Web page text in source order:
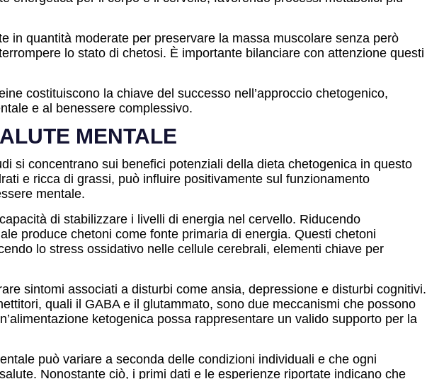
in quantità moderate per preservare la massa muscolare senza però
lo stato di chetosi. È importante bilanciare con attenzione questi
costituiscono la chiave del successo nell’approccio chetogenico,
e al benessere complessivo.
MENTALE
si concentrano sui benefici potenziali della dieta chetogenica in questo
e ricca di grassi, può influire positivamente sul funzionamento
mentale.
di stabilizzare i livelli di energia nel cervello. Riducendo
produce chetoni come fonte primaria di energia. Questi chetoni
lo stress ossidativo nelle cellule cerebrali, elementi chiave per
sintomi associati a disturbi come ansia, depressione e disturbi cognitivi.
quali il GABA e il glutammato, sono due meccanismi che possono
ketogenica possa rappresentare un valido supporto per la
può variare a seconda delle condizioni individuali e che ogni
Nonostante ciò, i primi dati e le esperienze riportate indicano che